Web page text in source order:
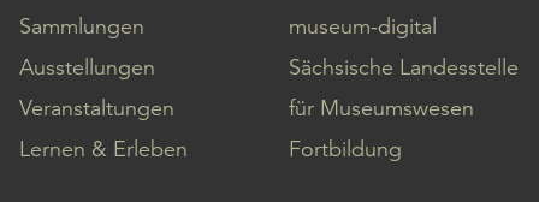
Sammlungen
Ausstellungen
Veranstaltungen
Lernen & Erleben
museum-digital
Sächsische Landesstelle
für Museumswesen
Fortbildung